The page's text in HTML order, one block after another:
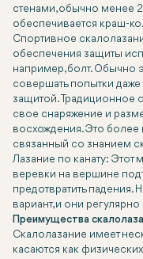
стенами, обычно менее
обеспечивается краш-
Спортивное
обеспечения защиты
например, болт. Обычно
совершать попытки
защитой. Традиционное
свое снаряжение и
восхождения. Это более
связанный со знанием
Лазание по канату: Этот
веревки на вершине
предотвратить падения.
вариант, и они
Преимущества
Скалолазание имеет
касаются как